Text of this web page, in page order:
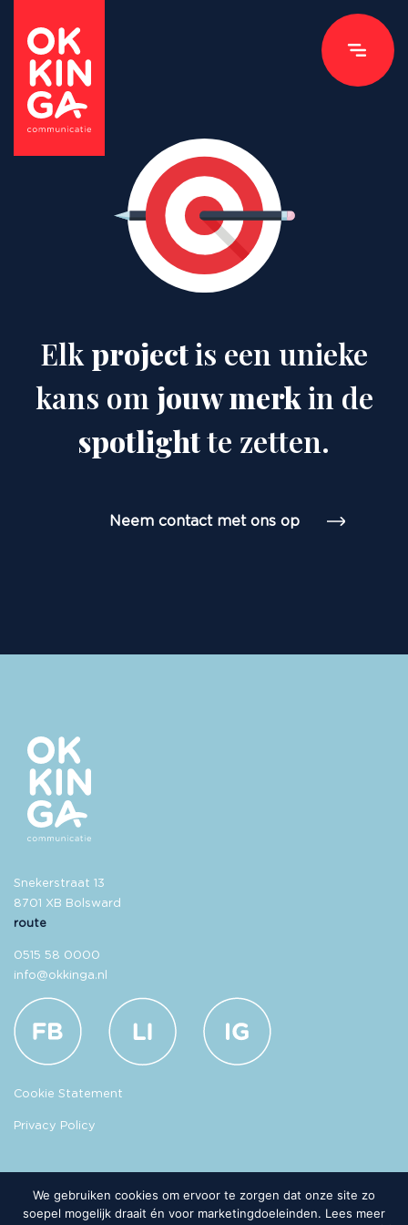
Elk projectis een unieke
kans om jouw merkin de
spotlightte zetten.
Neem contact met ons op
Snekerstraat 13
8701 XB Bolsward
route
0515 58 0000
info@okkinga.nl
Cookie Statement
Privacy Policy
We gebruiken cookies om ervoor te zorgen dat onze site zo
soepel mogelijk draait én voor marketingdoeleinden. Lees meer